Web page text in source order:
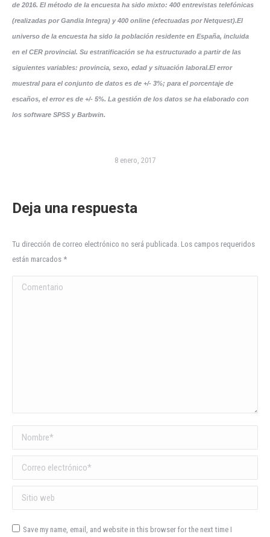
de 2016. El método de la encuesta ha sido mixto: 400 entrevistas telefónicas
(realizadas por Gandia Integra) y 400 online (efectuadas por Netquest).El
universo de la encuesta ha sido la población residente en España, incluida
en el CER provincial. Su estratificación se ha estructurado a partir de las
siguientes variables: provincia, sexo, edad y situación laboral.El error
muestral para el conjunto de datos es de +/- 3%; para el porcentaje de
escaños, el error es de +/- 5%. La gestión de los datos se ha elaborado con
los software SPSS y Barbwin.
8 enero, 2017
Deja una respuesta
Tu dirección de correo electrónico no será publicada. Los campos requeridos
están marcados *
Comentario
Nombre *
Correo electrónico *
Sitio web
Save my name, email, and website in this browser for the next time I